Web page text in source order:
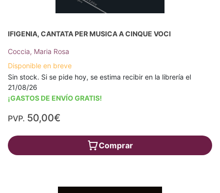
IFIGENIA, CANTATA PER MUSICA A CINQUE VOCI
Coccia, Maria Rosa
Disponible en breve
Sin stock. Si se pide hoy, se estima recibir en la librería el
21/08/26
¡GASTOS DE ENVÍO GRATIS!
PVP. 50,00€
Comprar